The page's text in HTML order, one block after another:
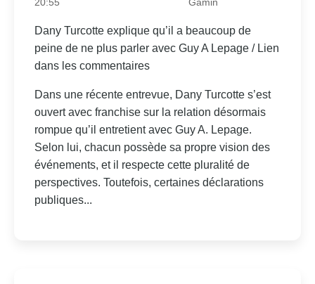
20:55
Gamin
Dany Turcotte explique qu’il a beaucoup de
peine de ne plus parler avec Guy A Lepage / Lien
dans les commentaires
Dans une récente entrevue, Dany Turcotte s’est
ouvert avec franchise sur la relation désormais
rompue qu’il entretient avec Guy A. Lepage.
Selon lui, chacun possède sa propre vision des
événements, et il respecte cette pluralité de
perspectives. Toutefois, certaines déclarations
publiques...